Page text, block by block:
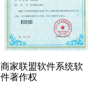
商家联盟软件系统软
件著作权